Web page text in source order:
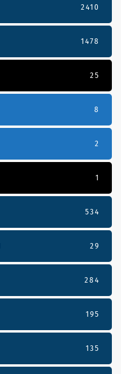
2410
1478
25
8
2
1
534
29
284
195
135